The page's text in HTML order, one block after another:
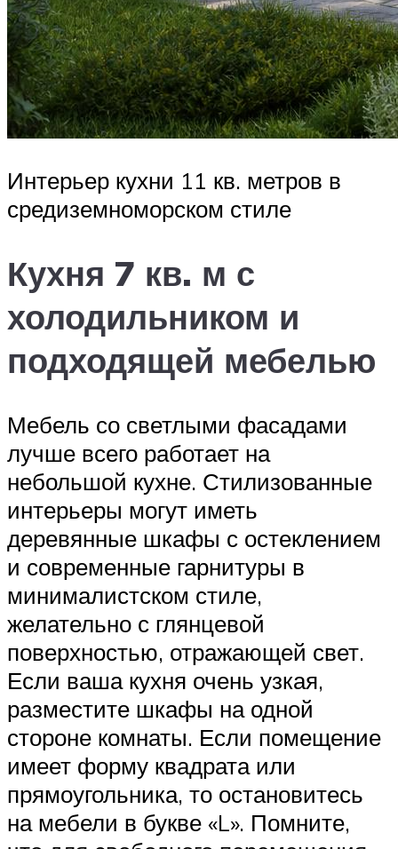
Интерьер кухни 11 кв. метров в
средиземноморском стиле
Кухня 7 кв. м с
холодильником и
подходящей мебелью
Мебель со светлыми фасадами
лучше всего работает на
небольшой кухне. Стилизованные
интерьеры могут иметь
деревянные шкафы с остеклением
и современные гарнитуры в
минималистском стиле,
желательно с глянцевой
поверхностью, отражающей свет.
Если ваша кухня очень узкая,
разместите шкафы на одной
стороне комнаты. Если помещение
имеет форму квадрата или
прямоугольника, то остановитесь
на мебели в букве «L». Помните,